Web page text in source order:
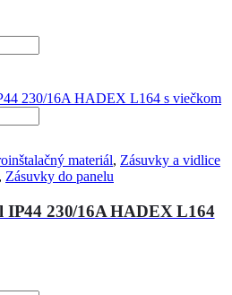
materiál, Zásuvky a vidlice
Zásuvky do panelu
IP44 230/16A HADEX L164